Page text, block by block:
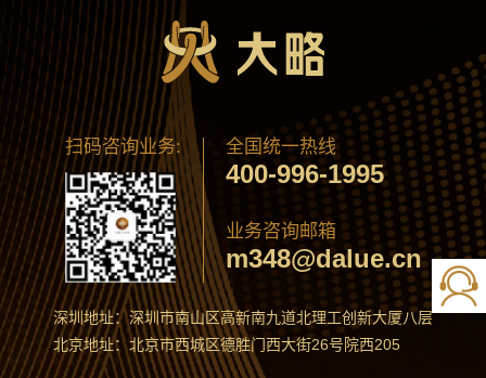
扫码咨询业务: 全国统一热线
400-996-1995
业务咨询邮箱
m348@dalue.cn
深圳地址：深圳市南山区高新南九道北理工创新大厦八层
北京地址：北京市西城区德胜门西大街26号院西205